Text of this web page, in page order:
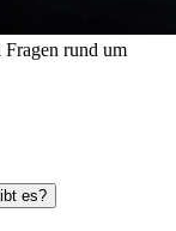
rund um
es?